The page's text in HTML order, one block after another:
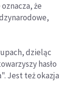
że
dzieląc
hasło
Jest też okazja